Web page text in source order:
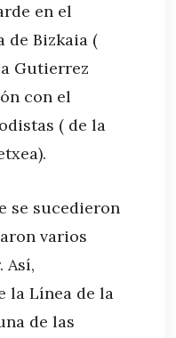
en el
de Bizkaia (
Gutierrez
con el
( de la
se sucedieron
varios
Así,
la Línea de la
de las